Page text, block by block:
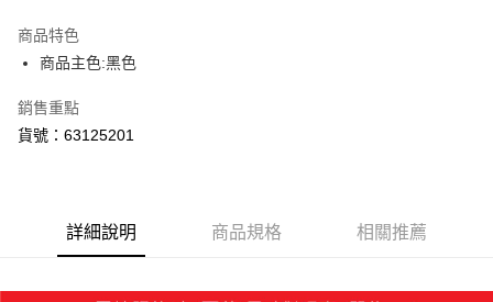
街口支付
悠遊付
Google Pay
運送方式
商品特色
商品主色:黑色
銷售重點
貨號：63125201
詳細說明 商品規格 相關推薦